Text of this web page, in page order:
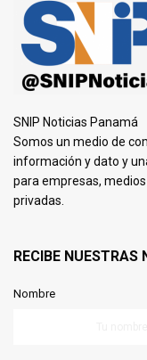
SNIP Noticias Panamá
Somos un medio de
información y dato y
para empresas,
privadas.
RECIBE NUESTRAS
Nombre